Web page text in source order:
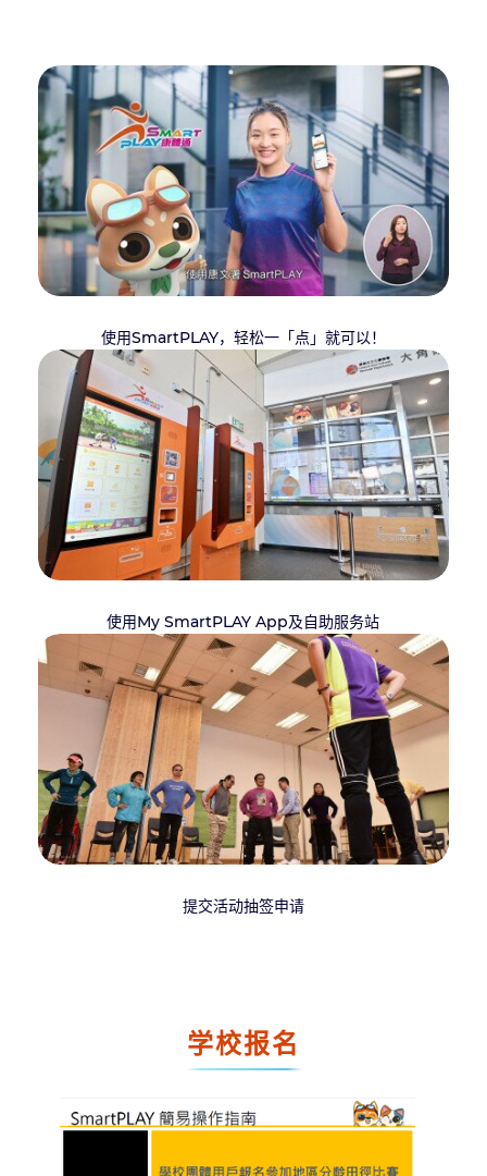
使用SmartPLAY，轻松一「点」就可以！
使用My SmartPLAY App及自助服务站
提交活动抽签申请
学校报名